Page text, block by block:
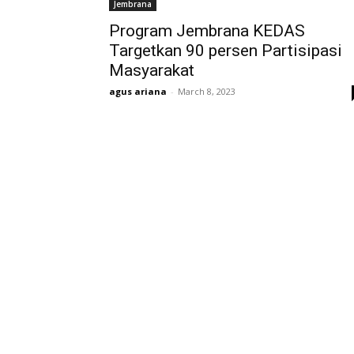
Jembrana
Program Jembrana KEDAS
Targetkan 90 persen Partisipasi
Masyarakat
agus ariana - March 8, 2023